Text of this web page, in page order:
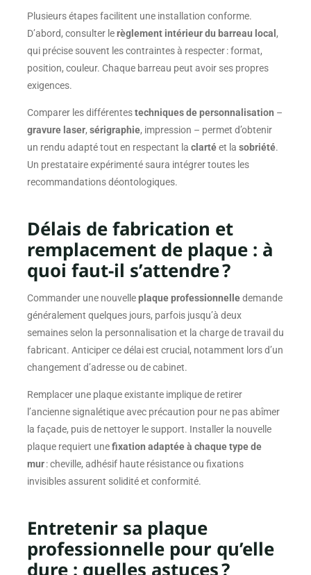
Plusieurs étapes facilitent une installation conforme.
D’abord, consulter lerèglement intérieur du barreau local,
qui précise souvent les contraintes à respecter : format,
position, couleur. Chaque barreau peut avoir ses propres
exigences.
Comparer les différentestechniques de personnalisation –
gravure laser, sérigraphie, impression – permet d’obtenir
un rendu adapté tout en respectant la clartéet la sobriété.
Un prestataire expérimenté saura intégrer toutes les
recommandations déontologiques.
Délais de fabrication et
remplacement de plaque : à
quoi faut-il s’attendre ?
Commander une nouvelleplaque professionnelledemande
généralement quelques jours, parfois jusqu’à deux
semaines selon la personnalisation et la charge de travail du
fabricant. Anticiper ce délai est crucial, notamment lors d’un
changement d’adresse ou de cabinet.
Remplacer une plaque existante implique de retirer
l’ancienne signalétique avec précaution pour ne pas abîmer
la façade, puis de nettoyer le support. Installer la nouvelle
plaque requiert unefixation adaptée à chaque type de
mur: cheville, adhésif haute résistance ou fixations
invisibles assurent solidité et conformité.
Entretenir sa plaque
professionnelle pour qu’elle
dure : quelles astuces ?